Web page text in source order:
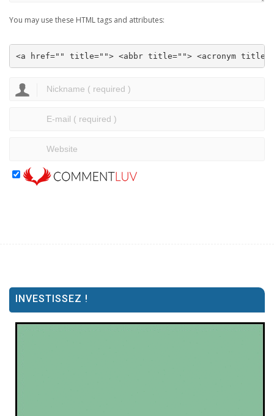
You may use these HTML tags and attributes:
<a href="" title=""> <abbr title=""> <acronym
INVESTISSEZ !